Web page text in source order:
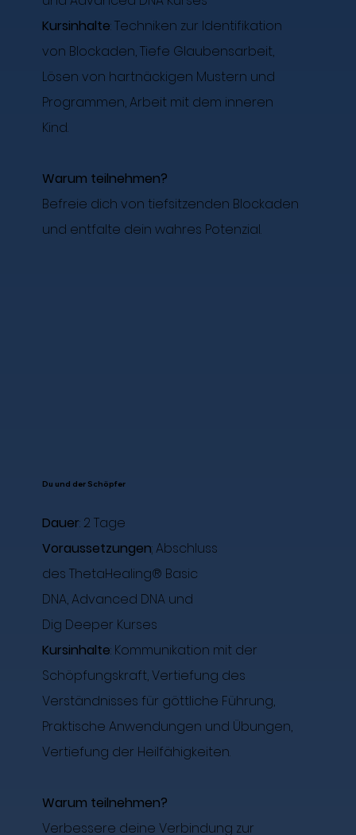
Kursinhalte: Techniken zur Identifikation
von Blockaden, Tiefe Glaubensarbeit,
Lösen von hartnäckigen Mustern und
Programmen, Arbeit mit dem inneren
Kind.
Warum teilnehmen?
Befreie dich von tiefsitzenden Blockaden
und entfalte dein wahres Potenzial.
Du und der Schöpfer
Dauer: 2 Tage
Voraussetzungen:Abschluss
des ThetaHealing® Basic
DNA, Advanced DNA und
Dig Deeper Kurses
Kursinhalte: Kommunikation mit der
Schöpfungskraft, Vertiefung des
Verständnisses für göttliche Führung,
Praktische Anwendungen und Übungen,
Vertiefung der Heilfähigkeiten.
Warum teilnehmen?
Verbessere deine Verbindung zur